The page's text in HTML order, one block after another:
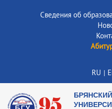
Сведения об
RU |